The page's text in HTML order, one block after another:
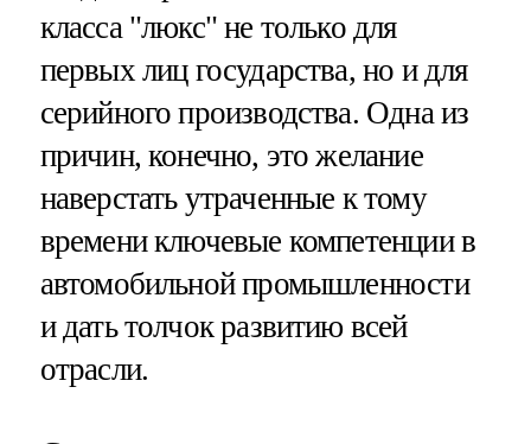
класса "люкс" не только для
первых лиц государства, но и для
серийного производства. Одна из
причин, конечно, это желание
наверстать утраченные к тому
времени ключевые компетенции в
автомобильной промышленности
и дать толчок развитию всей
отрасли.